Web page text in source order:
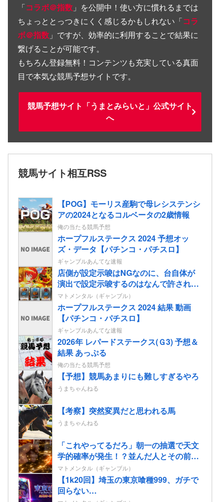
「コラボ＠指数 」を公開中！使い方に慣れるまでは
ちょっととっつきにくく感じるかもしれない「コラ
ボ＠指数 」ですが、効率的に利用することで結果に
繋げることが可能です。
もちろん登録無料！コンテンツも充実している真面
目で本気な競馬予想サイトです。
競馬予想サイト「うまとみらいと」公式サイト
へ
競馬サイト相互RSS
【POG】モーリス産駒で母レシステンシ
アの2024となるコルベータの2歳情報
俺の当たる競馬予想
ホープフルステークス 2024 予想オッ
ズ・データ【パチンコ・パチスロ】
ギャンブルあんてな速報
店側が設定示唆はNGなのに、台自体が
演出で設定示唆するのはなんで許されて
るの？
マトメンタル（ギャンブル）
ホープフルステークス 2024 結果 動画
【パチンコ・パチスロ】
ギャンブルあんてな速報
2026年 レパードステークス(Ｇ3) 予想＆
結果 あっぷる
俺の当たる競馬予想
【予想】競馬あまりにも難しすぎるやろ
うまちゃんねる
【考察】突然変異だと思われる馬
うまちゃんねる
「これやってるだろ」朝一の抽選で天文
学的確率が発生！？並んだ人とその前後
で連番が出てしまう…
マトメンタル（ギャンブル）
【1k20回】埼玉の東京喰種999、ガチで
回らない…